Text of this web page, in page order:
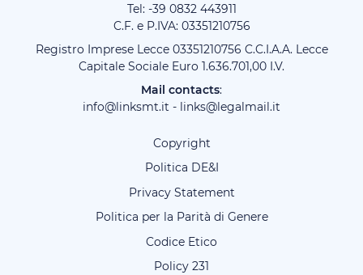
Tel: -39 0832 443911
C.F. e P.IVA: 03351210756
Registro Imprese Lecce 03351210756 C.C.I.A.A. Lecce
Capitale Sociale Euro 1.636.701,00 I.V.
Mail contacts:
info@linksmt.it - links@legalmail.it
Copyright
Politica DE&I
Privacy Statement
Politica per la Parità di Genere
Codice Etico
Policy 231